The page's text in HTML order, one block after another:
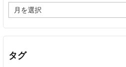
ー
カ
イ
タグ